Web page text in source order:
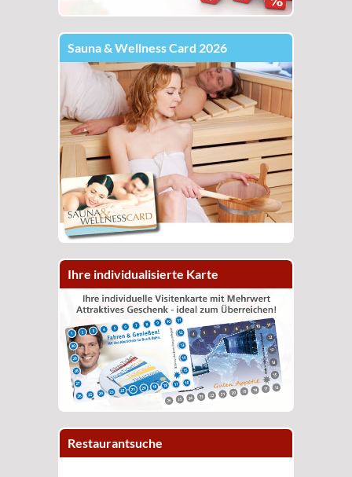
Sauna & Wellness Card 2026
Ihre individualisierte Karte
Restaurantsuche